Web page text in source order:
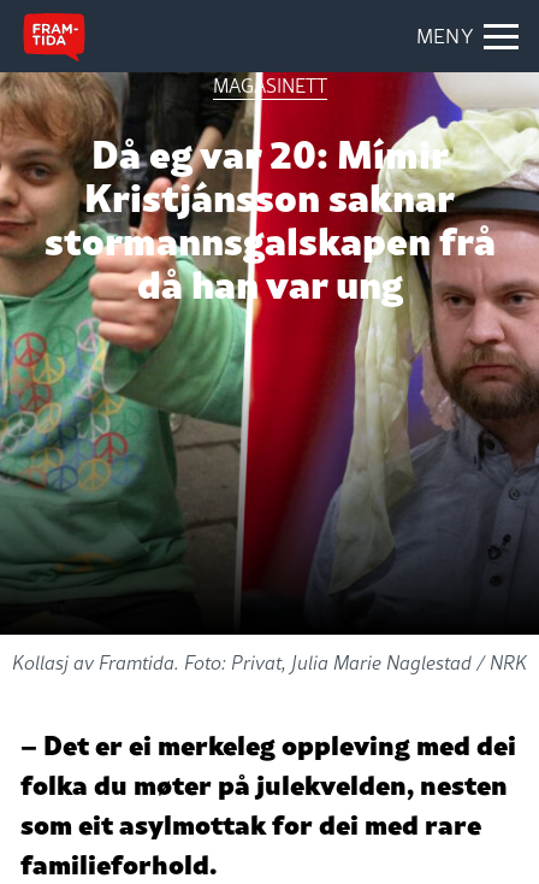
MENY
MAGASINETT
Då eg var 20: Mímir
Kristjánsson saknar
stormannsgalskapen frå
då han var ung
Kollasj av Framtida. Foto: Privat, Julia Marie Naglestad / NRK
– Det er ei merkeleg oppleving med dei
folka du møter på julekvelden, nesten
som eit asylmottak for dei med rare
familieforhold.